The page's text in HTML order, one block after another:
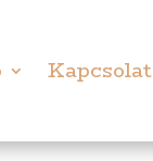
Kapcsolat